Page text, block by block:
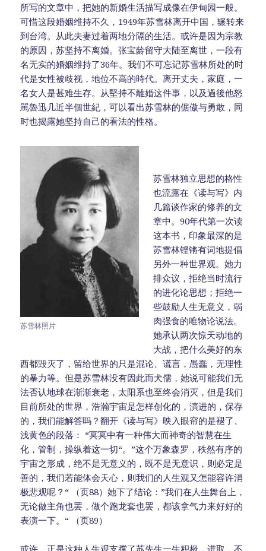
所写的文章中，把她的新婚生活描写成像在伊甸园一般。
可惜这段婚姻维持不久，1949年苏雪林离开中国，辗转来
到台湾。从此夫妻过着两地分隔的生活。或许是因为宗教
的原因，苏坚持不离婚。张宝龄留守大陆至离世，一段有
名无实的婚姻维持了36年。我们不可忘记苏雪林所处的时
代是女性被歧视，地位不高的時代。离开丈夫，家庭，一
名女人是甚难生存。从堅持不離婚这件事，以及過後他怒
駡魯迅几近半個世紀，可以看出苏雪林的倨傲与勇敢，同
时也揭露她坚持自己的看法的性格。
苏雪林照片
苏雪林独立思想的格性
也流露在《读与写》内
几篇谈作家的修养的文
章中。90年代第一次读
这本书，印象最深的是
苏雪林铿锵有词地提倡
另外一种世界观。她力
排众议，拒绝当时流行
的进化论思想；拒绝一
些鼓励人生无意义，弱
肉强食的唯物论说法。
她承认两次惊天动地的
大战，把什么美好的东
西都毁灭了，留给世界的只是混论、谎言，愚蠢，无理性
的暴力等。但是苏雪林没有因此而犬儒，她说可能我们无
法否认地球在渐渐衰老，太阳系也至终会消灭，但是我们
目前所处的世界，浩瀚宇宙是怎样创化的，演进的，保存
的，我们能解答吗？翻开《读与写》映入眼帘的是褪了、
浅黄色的段落： “冥冥中有一种伟大而神奇的智慧在生
化，管制，操纵着这一切“。”这个万象森罗，秩然有序的
宇宙之形成，绝不是无意义的，既不是无意识，则必定是
善的，我们若能体会天心，则我们的人生观又怎能容许消
极悲观呢？“ （页88）她下了结论：”我们在人生舞台上，
无论做主角也罢，做个跑龙套也罢，都该拿气力来好好的
表演一下。“ （页89）
或许，正是这种人生观支撑了苏先生一生积极，进取，不